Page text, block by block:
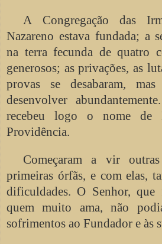
A Congregação das
Nazareno estava fundada; a
na terra fecunda de quatro
generosos; as privações, as
provas se desabaram,
desenvolver
recebeu logo o nome de
Providência.
Começaram a vir
primeiras órfãs, e com elas,
dificuldades. O Senhor,
quem muito ama, não
sofrimentos ao Fundador e às